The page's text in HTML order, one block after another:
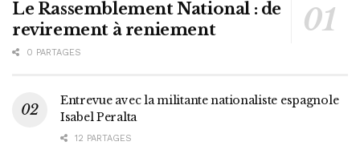
Le Rassemblement National : de
revirement à reniement
0 PARTAGES
Entrevue avec la militante nationaliste espagnole
Isabel Peralta
12 PARTAGES